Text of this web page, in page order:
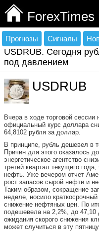
ForexTimes
Прогнозы Сигналы
USDRUB. Сегодня
под давлением
USDRUB
Вчера в ходе торговой
официальный курс доллара
64,8102 рубля за доллар.
В принципе, рубль дешевел в
Причин для этого оказалось
энергетическое агентство
третий квартал текущего
нефть. Уже вечером отчет
рост запасов сырой нефти и
Таким образом, сокращение
неделе, носило
снижение нефтяных цен. По
подешевела на 2,2%, до 47,10
ожидания скорого снижения
может случиться в эту